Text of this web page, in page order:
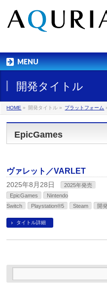
MENU
開発タイトル
HOME » 開発タイトル » プラットフォーム
EpicGames
ヴァレット／VARLET
2025年8月28日
2025年発売
EpicGames
Nintendo
Switch
Playstation®5 Steam 開
タイトル詳細